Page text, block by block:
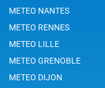
METEO NANTES
METEO RENNES
METEO LILLE
METEO GRENOBLE
METEO DIJON